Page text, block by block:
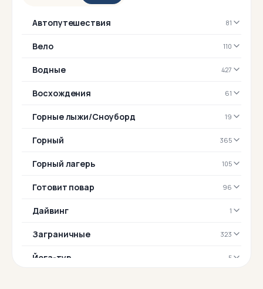
Автопутешествия 81
Вело 110
Водные 427
Восхождения 61
Горные лыжи/Сноуборд 19
Горный 365
Горный лагерь 105
Готовит повар 96
Дайвинг 1
Заграничные 323
Йога-тур 5